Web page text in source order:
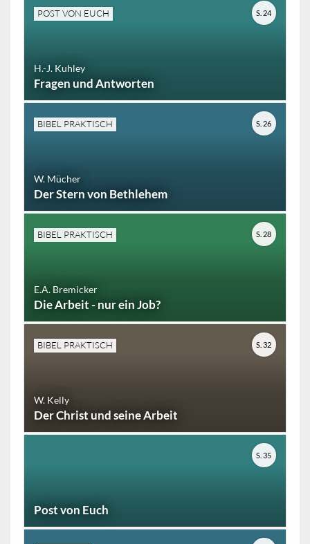
POST VON EUCH
H.-J. Kuhley
Fragen und Antworten
S. 24
BIBEL PRAKTISCH
W. Mücher
Der Stern von Bethlehem
S. 26
BIBEL PRAKTISCH
E.A. Bremicker
Die Arbeit - nur ein Job?
S. 28
BIBEL PRAKTISCH
W. Kelly
Der Christ und seine Arbeit
S. 32
Post von Euch
S. 35